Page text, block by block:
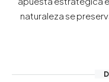
naturaleza se